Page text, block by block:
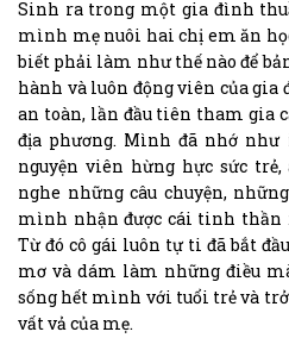
Sinh ra trong một gia đình
mình mẹ nuôi hai chị em ăn
biết phải làm như thế nào để
hành và luôn động viên của gia
an toàn, lần đầu tiên tham gia
địa phương. Mình đã nhớ
nguyện viên hừng hực sức
nghe những câu chuyện,
mình nhận được cái tinh thần
Từ đó cô gái luôn tự ti đã bắt
mơ và dám làm những điều
sống hết mình với tuổi trẻ và
vất vả của mẹ.